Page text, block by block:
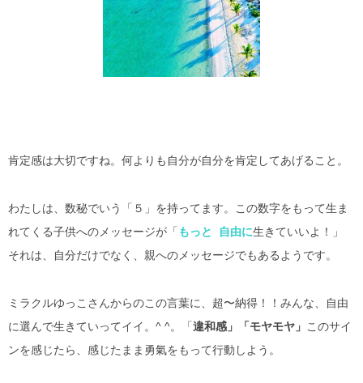
肯定感は大切ですね。何よりも自分が自分を肯定してあげること。
わたしは、数秘でいう「５」を持ってます。この数字をもって生ま
れてくる子供へのメッセージが「 もっと 自由に生きていいよ！」
それは、自分だけでなく、親へのメッセージでもあるようです。
ミラクルゆっこさんからのこの言葉に、超〜納得！！みんな、自由
に選んで生きていってイイ。^ ^。「違和感」「モヤモヤ」 このサイ
ンを感じたら、感じたまま勇氣をもって行動しよう。